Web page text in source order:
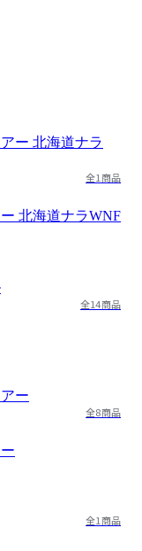
全1商品
北海道ナラWNF
全14商品
全8商品
全1商品